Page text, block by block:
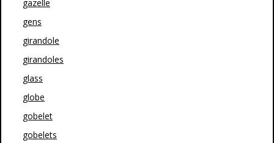
gazelle
gens
girandole
girandoles
glass
globe
gobelet
gobelets